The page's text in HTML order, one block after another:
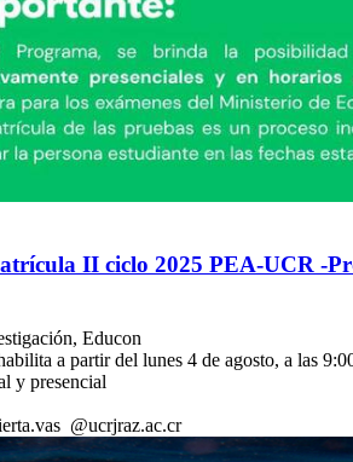
II ciclo 2025 PEA-UCR -
Educon
a partir del lunes 4 de agosto, a las
y presencial
@ucrjraz.ac.cr